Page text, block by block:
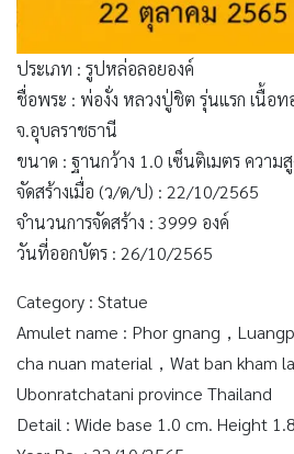
ประเภท : รูปหล่อลอยองค์
ชื่อพระ : พ่องั่ง หลวงปู่ชิต รุ่นแรก เนื้อ
จ.อุบลราชธานี
ขนาด : ฐานกว้าง 1.0 เซ็นติเมตร ความ
จัดสร้างเมื่อ (ว/ด/ป) : 22/10/2565
จำนวนการจัดสร้าง : 3999 องค์
วันที่ออกบัตร : 26/10/2565
Category : Statue
Amulet name : Phor gnang，
cha nuan material，Wat ban kham
Ubonratchatani province Thailand
Detail : Wide base 1.0 cm. Height